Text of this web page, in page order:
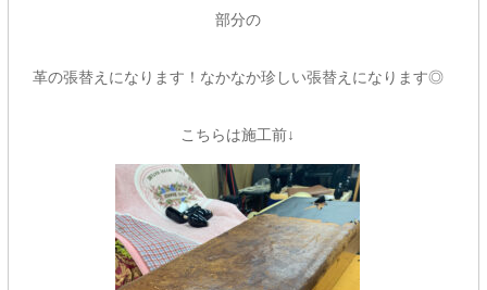
部分の
革の張替えになります！なかなか珍しい張替えになります◎
こちらは施工前↓